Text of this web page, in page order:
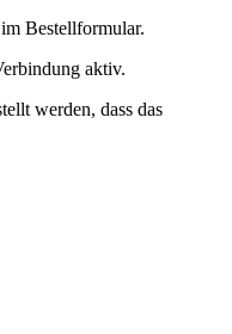
Bestellformular.
aktiv.
werden, dass das